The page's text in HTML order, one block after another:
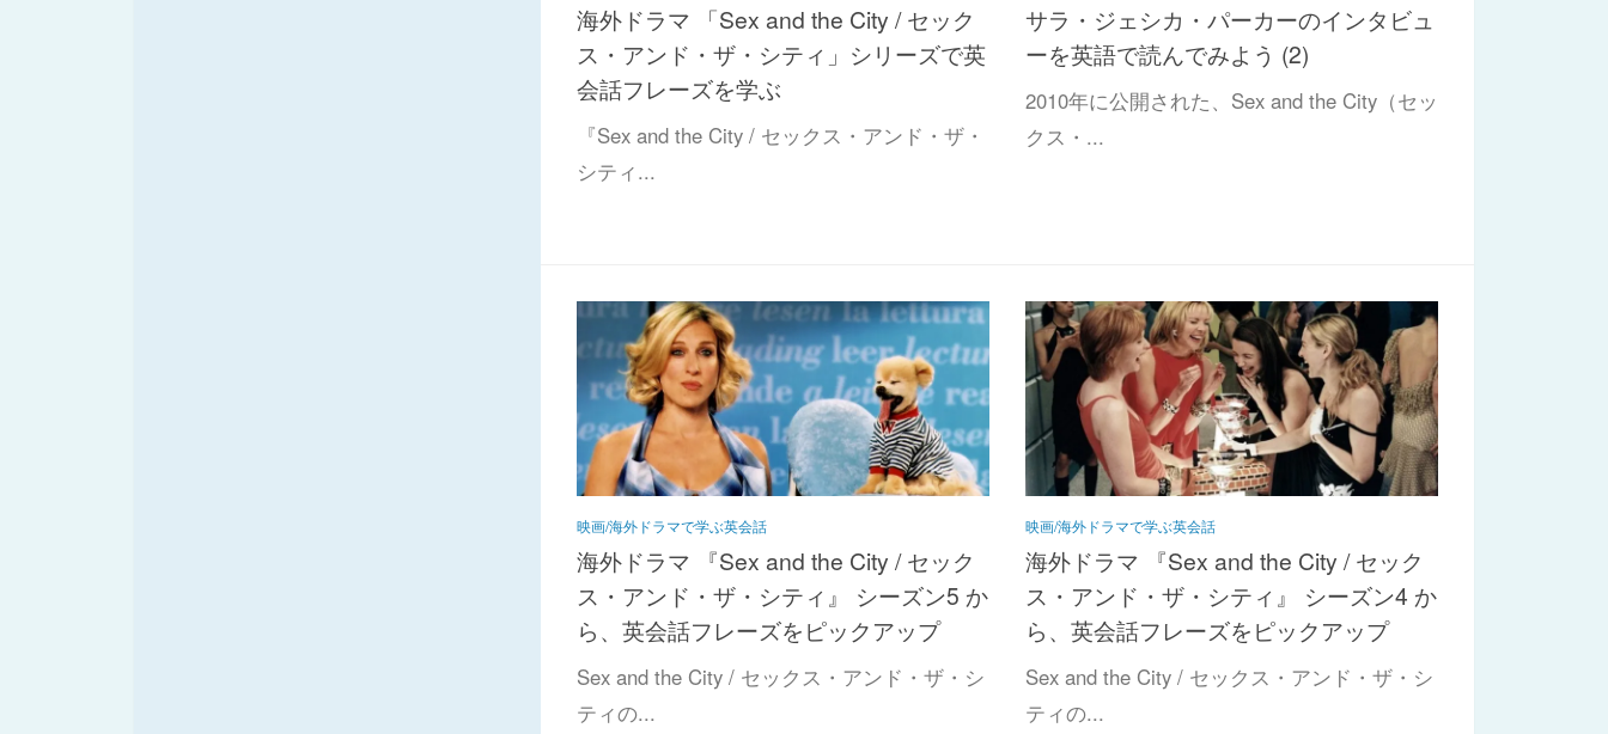
海外ドラマ 「Sex and the City / セック
ス・アンド・ザ・シティ」シリーズで英
会話フレーズを学ぶ
『Sex and the City / セックス・アンド・ザ・
シティ...
サラ・ジェシカ・パーカーのインタビュ
ーを英語で読んでみよう (2)
2010年に公開された、Sex and the City（セッ
クス・...
映画/海外ドラマで学ぶ英会話
海外ドラマ 『Sex and the City / セック
ス・アンド・ザ・シティ』 シーズン5 か
ら、英会話フレーズをピックアップ
Sex and the City / セックス・アンド・ザ・シ
ティの...
映画/海外ドラマで学ぶ英会話
海外ドラマ 『Sex and the City / セック
ス・アンド・ザ・シティ』 シーズン4 か
ら、英会話フレーズをピックアップ
Sex and the City / セックス・アンド・ザ・シ
ティの...